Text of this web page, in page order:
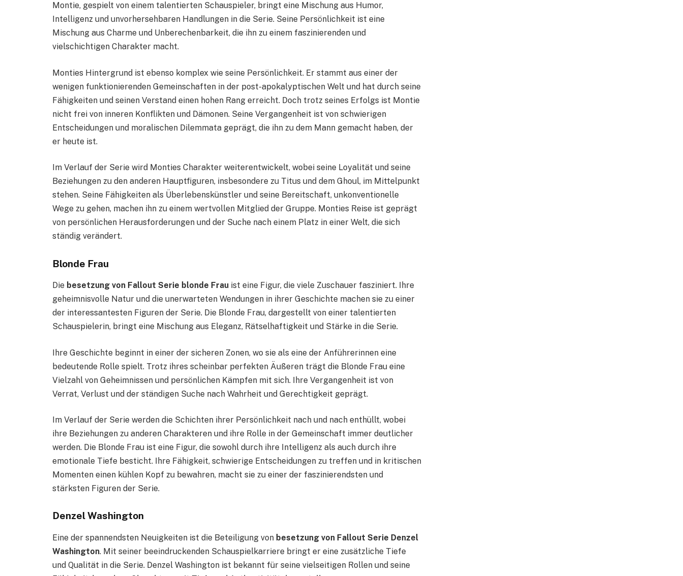
Montie, gespielt von einem talentierten Schauspieler, bringt eine Mischung aus Humor,
Intelligenz und unvorhersehbaren Handlungen in die Serie. Seine Persönlichkeit ist eine
Mischung aus Charme und Unberechenbarkeit, die ihn zu einem faszinierenden und
vielschichtigen Charakter macht.
Monties Hintergrund ist ebenso komplex wie seine Persönlichkeit. Er stammt aus einer der
wenigen funktionierenden Gemeinschaften in der post-apokalyptischen Welt und hat durch seine
Fähigkeiten und seinen Verstand einen hohen Rang erreicht. Doch trotz seines Erfolgs ist Montie
nicht frei von inneren Konflikten und Dämonen. Seine Vergangenheit ist von schwierigen
Entscheidungen und moralischen Dilemmata geprägt, die ihn zu dem Mann gemacht haben, der
er heute ist.
Im Verlauf der Serie wird Monties Charakter weiterentwickelt, wobei seine Loyalität und seine
Beziehungen zu den anderen Hauptfiguren, insbesondere zu Titus und dem Ghoul, im Mittelpunkt
stehen. Seine Fähigkeiten als Überlebenskünstler und seine Bereitschaft, unkonventionelle
Wege zu gehen, machen ihn zu einem wertvollen Mitglied der Gruppe. Monties Reise ist geprägt
von persönlichen Herausforderungen und der Suche nach einem Platz in einer Welt, die sich
ständig verändert.
Blonde Frau
Die besetzung von Fallout Serie blonde Frau ist eine Figur, die viele Zuschauer fasziniert. Ihre
geheimnisvolle Natur und die unerwarteten Wendungen in ihrer Geschichte machen sie zu einer
der interessantesten Figuren der Serie. Die Blonde Frau, dargestellt von einer talentierten
Schauspielerin, bringt eine Mischung aus Eleganz, Rätselhaftigkeit und Stärke in die Serie.
Ihre Geschichte beginnt in einer der sicheren Zonen, wo sie als eine der Anführerinnen eine
bedeutende Rolle spielt. Trotz ihres scheinbar perfekten Äußeren trägt die Blonde Frau eine
Vielzahl von Geheimnissen und persönlichen Kämpfen mit sich. Ihre Vergangenheit ist von
Verrat, Verlust und der ständigen Suche nach Wahrheit und Gerechtigkeit geprägt.
Im Verlauf der Serie werden die Schichten ihrer Persönlichkeit nach und nach enthüllt, wobei
ihre Beziehungen zu anderen Charakteren und ihre Rolle in der Gemeinschaft immer deutlicher
werden. Die Blonde Frau ist eine Figur, die sowohl durch ihre Intelligenz als auch durch ihre
emotionale Tiefe besticht. Ihre Fähigkeit, schwierige Entscheidungen zu treffen und in kritischen
Momenten einen kühlen Kopf zu bewahren, macht sie zu einer der faszinierendsten und
stärksten Figuren der Serie.
Denzel Washington
Eine der spannendsten Neuigkeiten ist die Beteiligung von besetzung von Fallout Serie Denzel
Washington. Mit seiner beeindruckenden Schauspielkarriere bringt er eine zusätzliche Tiefe
und Qualität in die Serie. Denzel Washington ist bekannt für seine vielseitigen Rollen und seine